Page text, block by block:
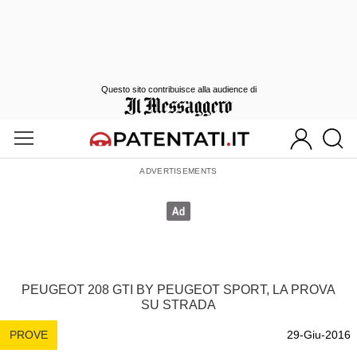
PEUGEOT 208 GTI BY PEUGEOT SPORT, LA PROVA
SU STRADA
PROVE 29-Giu-2016
Questo sito contribuisce alla audience di